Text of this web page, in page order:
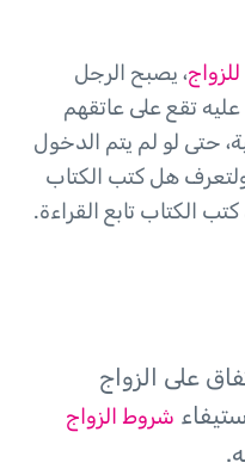
، يصبح الرجل
عليه تقع على عاتقهم
حتى لو لم يتم الدخول
هل كتب الكتاب
الكتاب تابع القراءة.
على الزواج
شروط الزواج